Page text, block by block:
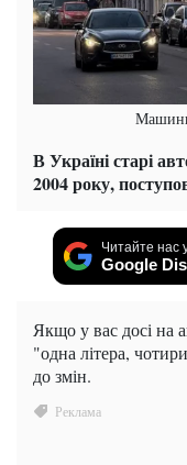
В Україні старі
2004 року,
Читайте нас
Google
Якщо у вас досі на
"одна літера,
до змін.